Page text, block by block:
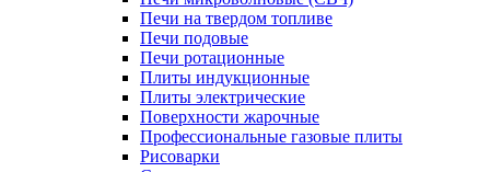
Печи на твердом топливе
Печи подовые
Печи ротационные
Плиты индукционные
Плиты электрические
Поверхности жарочные
Профессиональные газовые плиты
Рисоварки